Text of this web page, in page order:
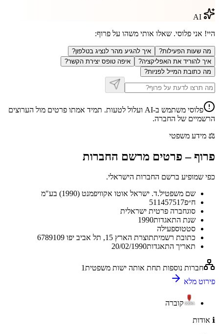
היי! אני פלוסי. שאלו אותי משהו על פרוף:
מה שעות הפעילות?
איך להגיע מהר לנציג בטלפון?
איך להוריד את האפליקציה?
איפה טופס יצירת הקשר?
מה כתובת המייל לפניות?
פלוסי משתמש ב-AI ועלול לטעות. תמיד אמתו פרטים מול הערוצים
הרשמיים של החברה.
⚖️ מידע משפטי
פרוף– פרטים מרשם החברות
כפי שמופיע ברשם החברות הישראלי.
שם משפטיל.ד. ישראל אוטו אקוויפמנט (1990) בע"מ
ח״פ511457517
סוגחברה פרטית ישראלית
שנת התאגדות1990
סטטוספעילה
כתובת רשמיתתוצרת הארץ 15, תל אביב יפו 6789109
תאריך התאגדות20/02/1990
חברות נוספות תחת אותה ישות משפטית1
פירוט מלא
קוברה
ℹ️ אודות